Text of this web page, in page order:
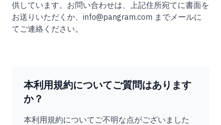
供しています。お問い合わせは、上記住所宛てに書面を
お送りいただくか、info@pangram.com までメールに
てご連絡ください。
本利用規約についてご質問はあります
か？
本利用規約についてご不明な点がございました